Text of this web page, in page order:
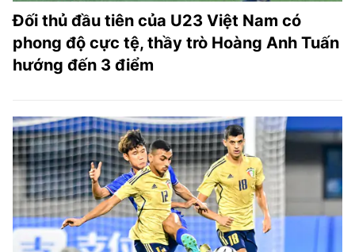
Đối thủ đầu tiên của U23 Việt Nam có
phong độ cực tệ, thầy trò Hoàng Anh Tuấn
hướng đến 3 điểm